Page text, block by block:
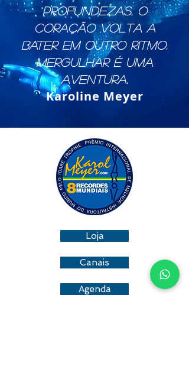
profundezas, o
coração volta a
bater em outro ritmo.
Mergulhar é uma
aventura.
Karoline Meyer
Loja
Canais
Agenda